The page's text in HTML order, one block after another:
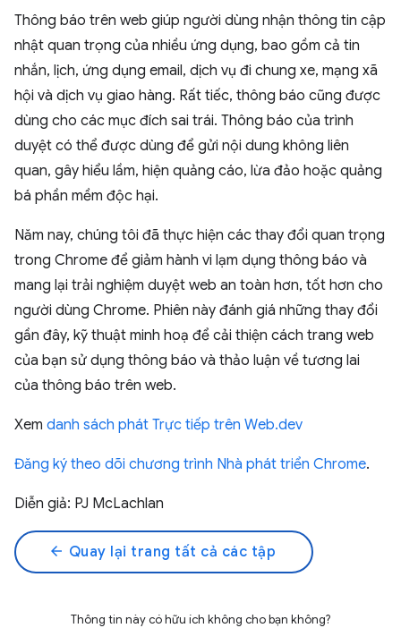
Thông báo trên web giúp người dùng nhận thông tin cập
nhật quan trọng của nhiều ứng dụng, bao gồm cả tin
nhắn, lịch, ứng dụng email, dịch vụ đi chung xe, mạng xã
hội và dịch vụ giao hàng. Rất tiếc, thông báo cũng được
dùng cho các mục đích sai trái. Thông báo của trình
duyệt có thể được dùng để gửi nội dung không liên
quan, gây hiểu lầm, hiện quảng cáo, lừa đảo hoặc quảng
bá phần mềm độc hại.
Năm nay, chúng tôi đã thực hiện các thay đổi quan trọng
trong Chrome để giảm hành vi lạm dụng thông báo và
mang lại trải nghiệm duyệt web an toàn hơn, tốt hơn cho
người dùng Chrome. Phiên này đánh giá những thay đổi
gần đây, kỹ thuật minh hoạ để cải thiện cách trang web
của bạn sử dụng thông báo và thảo luận về tương lai
của thông báo trên web.
Xem danh sách phát Trực tiếp trên Web.dev
Đăng ký theo dõi chương trình Nhà phát triển Chrome.
Diễn giả: PJ McLachlan
arrow_back Quay lại trang tất cả các tập
Thông tin này có hữu ích không cho bạn không?